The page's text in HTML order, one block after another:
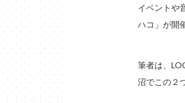
イベントや
ハコ」が開
筆者は、
沼でこの２